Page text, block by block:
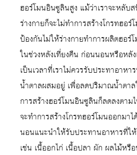
ฮอร์โมนอินซูลินสูง แม้ว่าเราจะหลับ
ร่างกายก็จะไม่ทำการสร้างโกรทฮอ
ป้องกันไม่ให้ร่างกายทำการผลิตฮอ
ในช่วงหลังเที่ยงคืน ก่อนนอนหรือหลั
เป็นเวลาที่เราไม่ควรรับประทาอาห
น้ำตาลผสมอยู่ เพื่อลดปริมาณน้ำตาล
การสร้างฮอร์โมนอินซูลินก็ลดลงตาม
จะทำการสร้างโกรทฮอร์โมนออกมา
นอนแนะนำให้รับประทานอาหารที่ใ
เช่น เนื้ออกไก่ เนื้อปลา ผัก ผลไม้ห